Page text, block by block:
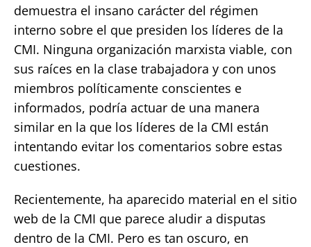
demuestra el insano carácter del régimen
interno sobre el que presiden los líderes de la
CMI. Ninguna organización marxista viable, con
sus raíces en la clase trabajadora y con unos
miembros políticamente conscientes e
informados, podría actuar de una manera
similar en la que los líderes de la CMI están
intentando evitar los comentarios sobre estas
cuestiones.
Recientemente, ha aparecido material en el sitio
web de la CMI que parece aludir a disputas
dentro de la CMI. Pero es tan oscuro, en